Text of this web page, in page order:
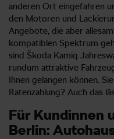
anderen Ort eingefahren
den Motoren und
Angebote, die aber
kompatiblen Spektrum
sind Škoda Kamiq
rundum attraktive
Ihnen gelangen können.
Ratenzahlung? Auch das
Für Kundinnen
Berlin: